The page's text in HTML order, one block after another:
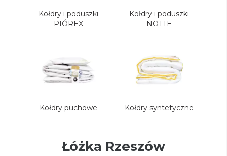
Kołdry i poduszki
PIÓREX
Kołdry i poduszki
NOTTE
Kołdry puchowe Kołdry syntetyczne
Łóżka Rzeszów